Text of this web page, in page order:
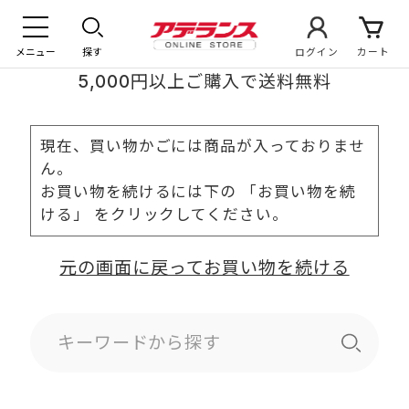
メニュー 探す ログイン カート
5,000円以上ご購入で送料無料
現在、買い物かごには商品が入っておりませ
ん。
お買い物を続けるには下の 「お買い物を続
ける」 をクリックしてください。
元の画面に戻ってお買い物を続ける
キーワードから探す